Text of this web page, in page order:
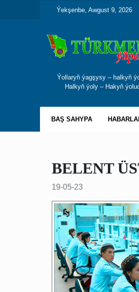
Ýekşenbe, Awgust 9, 2026
Ýollaryň ýagşysy – halkyň
Halkyň ýoly – Hakyň
BAŞ SAHYPA
BELENT
19-05-23